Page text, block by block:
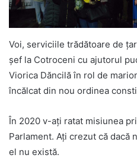
Voi, serviciile trădătoare de
șef la Cotroceni cu ajutorul
Viorica Dăncilă în rol de
încălcat din nou ordinea
În 2020 v-ați ratat misiunea
Parlament. Ați crezut că dacă
el nu există.